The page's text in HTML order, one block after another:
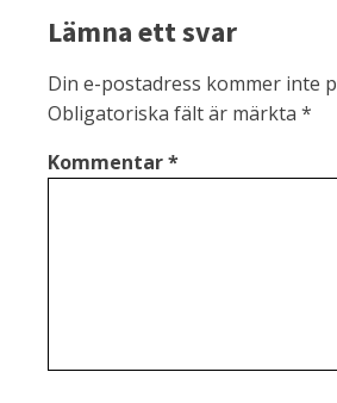
Lämna ett svar
Din e-postadress kommer inte
Obligatoriska fält är märkta *
Kommentar*